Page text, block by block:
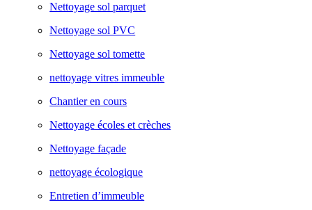
Nettoyage sol parquet
Nettoyage sol PVC
Nettoyage sol tomette
nettoyage vitres immeuble
Chantier en cours
Nettoyage écoles et crèches
Nettoyage façade
nettoyage écologique
Entretien d’immeuble